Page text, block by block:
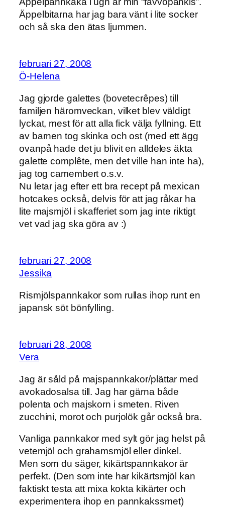
Äppelbitarna har jag bara vänt i lite socker
och så ska den ätas ljummen.
februari 27, 2008
Ö-Helena
Jag gjorde galettes (bovetecrêpes) till
familjen häromveckan, vilket blev väldigt
lyckat, mest för att alla fick välja fyllning. Ett
av barnen tog skinka och ost (med ett ägg
ovanpå hade det ju blivit en alldeles äkta
galette complête, men det ville han inte ha),
jag tog camembert o.s.v.
Nu letar jag efter ett bra recept på mexican
hotcakes också, delvis för att jag råkar ha
lite majsmjöl i skafferiet som jag inte riktigt
vet vad jag ska göra av :)
februari 27, 2008
Jessika
Rismjölspannkakor som rullas ihop runt en
japansk söt bönfylling.
februari 28, 2008
Vera
Jag är såld på majspannkakor/plättar med
avokadosalsa till. Jag har gärna både
polenta och majskorn i smeten. Riven
zucchini, morot och purjolök går också bra.
Vanliga pannkakor med sylt gör jag helst på
vetemjöl och grahamsmjöl eller dinkel.
Men som du säger, kikärtspannkakor är
perfekt. (Den som inte har kikärtsmjöl kan
faktiskt testa att mixa kokta kikärter och
experimentera ihop en pannkakssmet)